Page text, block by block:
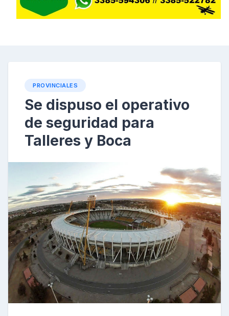
PROVINCIALES
Se dispuso el operativo
de seguridad para
Talleres y Boca